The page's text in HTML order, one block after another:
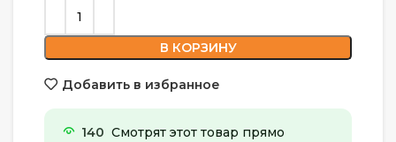
В КОРЗИНУ
Добавить в избранное
140 Смотрят этот товар прямо